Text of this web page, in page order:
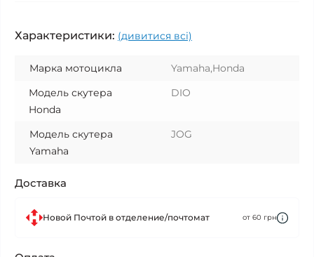
Характеристики: (дивитися всі)
Марка мотоцикла
Yamaha,Honda
Модель скутера
Honda
DIO
Модель скутера
Yamaha
JOG
Доставка
Новой Почтой в отделение/почтомат от 60 грн